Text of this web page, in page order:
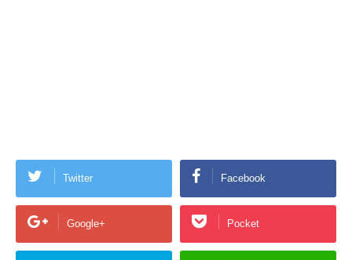
Twitter Facebook
Google+ Pocket